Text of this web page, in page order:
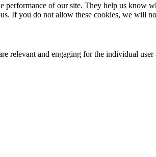
of our site. They help us know
If you do not allow these cookies, we will
relevant and engaging for the individual